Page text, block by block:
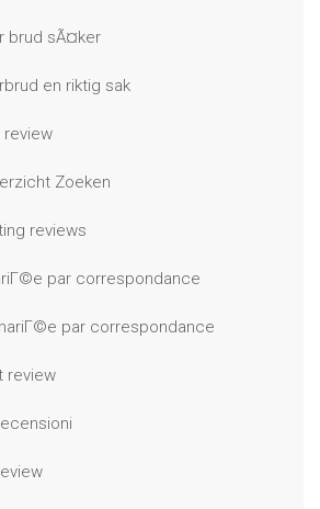
brud sÃ¤ker
en riktig sak
Zoeken
reviews
par correspondance
par correspondance
review